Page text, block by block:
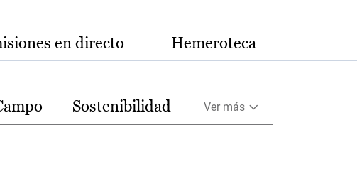
en directo Hemeroteca
Sostenibilidad Ver más